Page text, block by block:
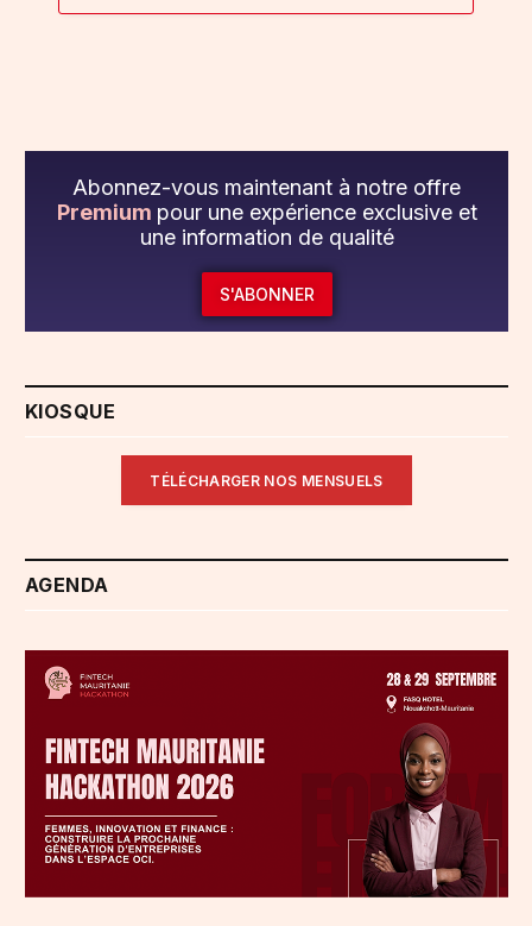
Abonnez-vous maintenant à notre offre
Premium pour une expérience exclusive et
une information de qualité
S'ABONNER
KIOSQUE
TÉLÉCHARGER NOS MENSUELS
AGENDA